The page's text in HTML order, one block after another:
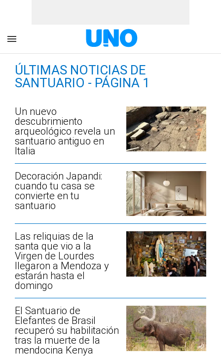
ÚLTIMAS NOTICIAS DE
SANTUARIO - PÁGINA 1
Un nuevo
descubrimiento
arqueológico revela un
santuario antiguo en
Italia
Decoración Japandi:
cuando tu casa se
convierte en tu
santuario
Las reliquias de la
santa que vio a la
Virgen de Lourdes
llegaron a Mendoza y
estarán hasta el
domingo
El Santuario de
Elefantes de Brasil
recuperó su habilitación
tras la muerte de la
mendocina Kenya